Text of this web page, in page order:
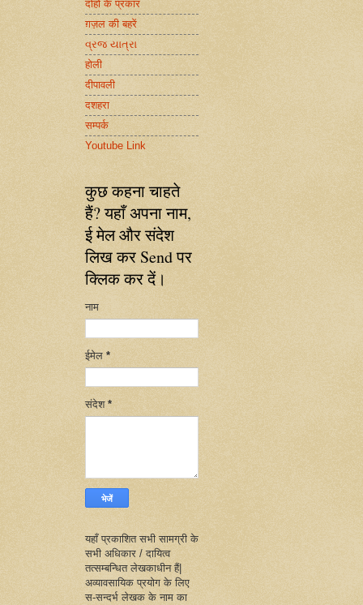
दोहों के प्रकार
ग़ज़ल की बहरें
વ્રજ યાત્રા
होली
दीपावली
दशहरा
सम्पर्क
Youtube Link
कुछ कहना चाहते
हैं? यहाँ अपना नाम,
ई मेल और संदेश
लिख कर Send पर
क्लिक कर दें।
नाम
ईमेल *
संदेश *
यहाँ प्रकाशित सभी सामग्री के
सभी अधिकार / दायित्व
तत्सम्बन्धित लेखकाधीन हैं|
अव्यावसायिक प्रयोग के लिए
स-सन्दर्भ लेखक के नाम का